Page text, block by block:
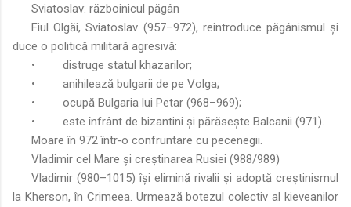
Sviatoslav: războinicul păgân
Fiul Olgăi, Sviatoslav (957–972), reintroduce păgânismul și
duce o politică militară agresivă:
•
distruge statul khazarilor;
•
anihilează bulgarii de pe Volga;
•
ocupă Bulgaria lui Petar (968–969);
•
este înfrânt de bizantini și părăsește Balcanii (971).
Moare în 972 într‑o confruntare cu pecenegii.
Vladimir cel Mare și creștinarea Rusiei (988/989)
Vladimir (980–1015) își elimină rivalii și adoptă creștinismul
la Kherson, în Crimeea. Urmează botezul colectiv al kieveanilor